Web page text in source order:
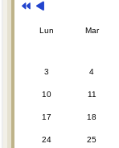
Lun Mar
3 4
10 11
17 18
24 25